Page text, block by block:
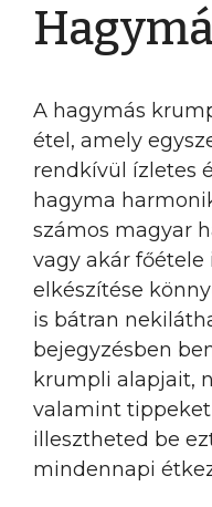
A hagymás
étel, amely
rendkívül ízletes
hagyma
számos magyar
vagy akár főétele
elkészítése
is bátran
bejegyzésben
krumpli alapjait,
valamint
illesztheted be
mindennapi